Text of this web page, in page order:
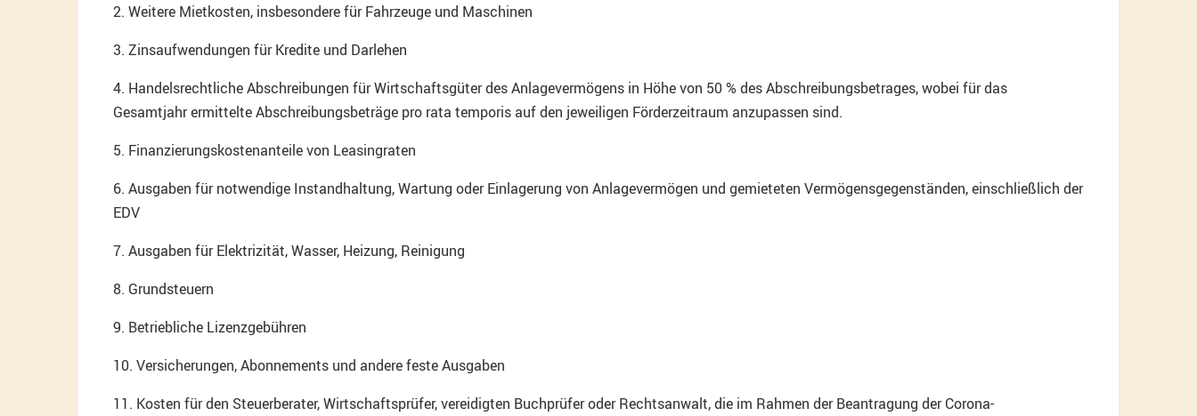
2. Weitere Mietkosten, insbesondere für Fahrzeuge und Maschinen
3. Zinsaufwendungen für Kredite und Darlehen
4. Handelsrechtliche Abschreibungen für Wirtschaftsgüter des Anlagevermögens in Höhe von 50 % des Abschreibungsbetrages, wobei für das
Gesamtjahr ermittelte Abschreibungsbeträge pro rata temporis auf den jeweiligen Förderzeitraum anzupassen sind.
5. Finanzierungskostenanteile von Leasingraten
6. Ausgaben für notwendige Instandhaltung, Wartung oder Einlagerung von Anlagevermögen und gemieteten Vermögensgegenständen, einschließlich der
EDV
7. Ausgaben für Elektrizität, Wasser, Heizung, Reinigung
8. Grundsteuern
9. Betriebliche Lizenzgebühren
10. Versicherungen, Abonnements und andere feste Ausgaben
11. Kosten für den Steuerberater, Wirtschaftsprüfer, vereidigten Buchprüfer oder Rechtsanwalt, die im Rahmen der Beantragung der Corona-